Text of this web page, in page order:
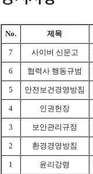
No. 제목
7 사이버 신문고
6 협력사 행동규범
5 안전보건경영방침
4 인권헌장
3 보안관리규정
2 환경경영방침
1 윤리강령